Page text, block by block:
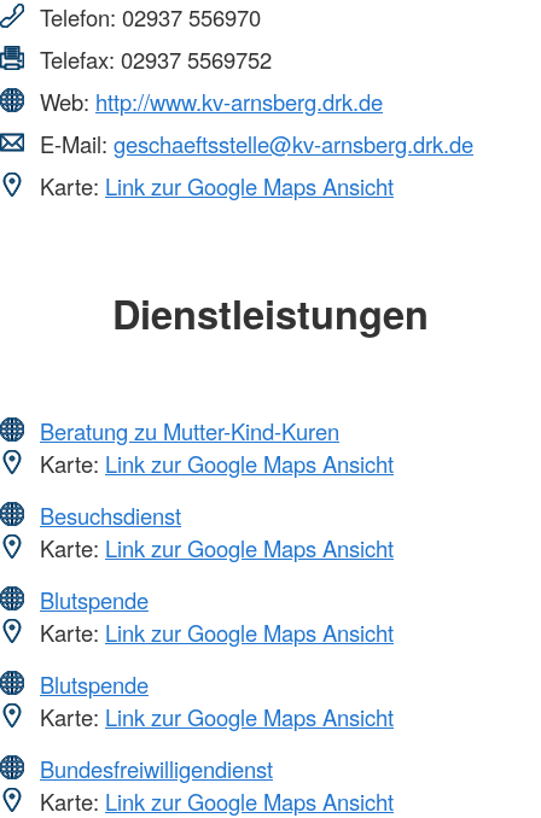
Telefon: 02937 556970
Telefax: 02937 5569752
Web: http://www.kv-arnsberg.drk.de
E-Mail: geschaeftsstelle@kv-arnsberg.drk.de
Karte: Link zur Google Maps Ansicht
Dienstleistungen
Beratung zu Mutter-Kind-Kuren
Karte: Link zur Google Maps Ansicht
Besuchsdienst
Karte: Link zur Google Maps Ansicht
Blutspende
Karte: Link zur Google Maps Ansicht
Blutspende
Karte: Link zur Google Maps Ansicht
Bundesfreiwilligendienst
Karte: Link zur Google Maps Ansicht